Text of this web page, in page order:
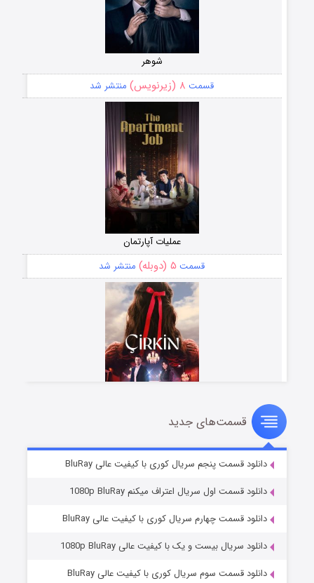
شوهر
قسمت ۸ (زیرنویس) منتشر شد
عملیات آپارتمان
قسمت ۵ (دوبله) منتشر شد
سریال زشت
قسمت۲ (زیرنویس) منتشر شد
قسمت‌های جدید
دانلود قسمت پنجم سریال کوری با کیفیت عالی BluRay
دانلود قسمت اول سریال اعتراف میکنم 1080p BluRay
دانلود قسمت چهارم سریال کوری با کیفیت عالی BluRay
دانلود سریال بیست و یک با کیفیت عالی 1080p BluRay
دانلود قسمت سوم سریال کوری با کیفیت عالی BluRay